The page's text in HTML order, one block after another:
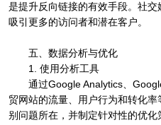
是提升反向链接的有效手段。社
吸引更多的访问者和潜在客户。
五、数据分析与优化
1. 使用分析工具
通过Google Analytics、
贸网站的流量、用户行为和转化
别问题所在，并制定针对性的优化